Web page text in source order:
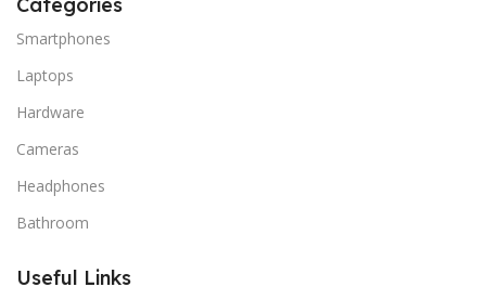
Categories
Smartphones
Laptops
Hardware
Cameras
Headphones
Bathroom
Useful Links